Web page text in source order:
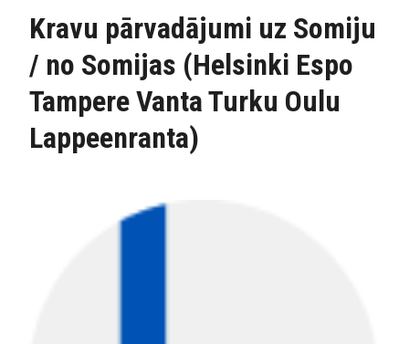
Kravu pārvadājumi uz Somiju
/ no Somijas (Helsinki Espo
Tampere Vanta Turku Oulu
Lappeenranta)